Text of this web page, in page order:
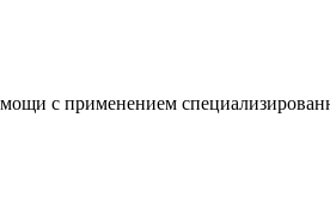
с применением